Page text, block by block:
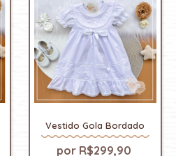
Vestido Gola Bordado
R$299,90